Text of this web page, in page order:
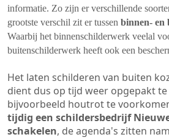
informatie. Zo zijn er verschillende
grootste verschil zit er tussen binnen- en
Waarbij het binnenschilderwerk veelal
buitenschilderwerk heeft ook een
Het laten schilderen van buiten
dient dus op tijd weer opgepakt
bijvoorbeeld houtrot te
tijdig een schildersbedrijf
schakelen, de agenda's zitten